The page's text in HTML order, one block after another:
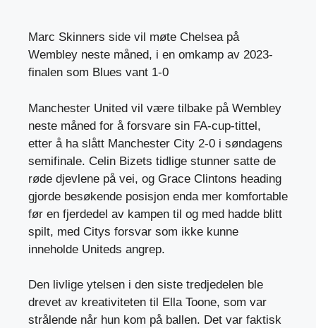
Marc Skinners side vil møte Chelsea på
Wembley neste måned, i en omkamp av 2023-
finalen som Blues vant 1-0
Manchester United vil være tilbake på Wembley
neste måned for å forsvare sin FA-cup-tittel,
etter å ha slått Manchester City 2-0 i søndagens
semifinale. Celin Bizets tidlige stunner satte de
røde djevlene på vei, og Grace Clintons heading
gjorde besøkende posisjon enda mer komfortable
før en fjerdedel av kampen til og med hadde blitt
spilt, med Citys forsvar som ikke kunne
inneholde Uniteds angrep.
Den livlige ytelsen i den siste tredjedelen ble
drevet av kreativiteten til Ella Toone, som var
strålende når hun kom på ballen. Det var faktisk